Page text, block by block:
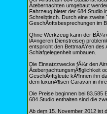
Ãœbernachten umgebaut
Fahrzeug bietet der 684 Studio
Schreibtisch. Durch eine
GeschÃ¤ftsbesprechungen im
Ohne Werkzeug kann der
lÃ¤ngeren Dienstreisen
entspricht den BettmaÃŸen des
Schlafgelegenheit umbauen.
Die Einsatzzwecke fÃ¼r den
ÃœbernachtungsmÃ¶glichkeit
GeschÃ¤ftsleute kÃ¶nnen ihn
dem luxuriÃ¶sen Caravan in
Die Preise beginnen bei 83.585
684 Studio enthalten sind die
Ab dem 15. November 2012 ist